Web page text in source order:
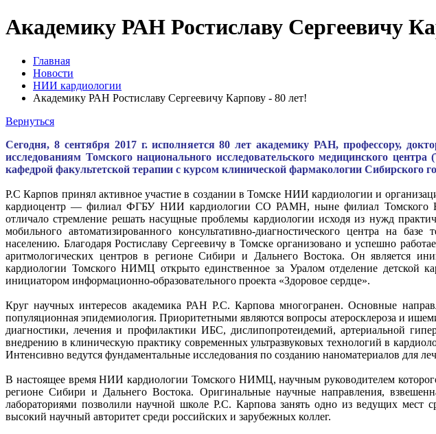
Академику РАН Ростиславу Сергеевичу
Главная
Новости
НИИ кардиологии
Академику РАН Ростиславу Сергеевичу Карпову - 80 лет!
Вернуться
Сегодня, 8 сентября 2017 г. исполняется 80 лет академику РАН, профессору,
исследованиям Томского национального исследовательского медицинского
кафедрой факультетской терапии с курсом клинической фармакологии Сибирского
Р.С Карпов принял активное участие в создании в Томске НИИ кардиологии и
кардиоцентр — филиал ФГБУ НИИ кардиологии СО РАМН, ныне филиал Томского
отличало стремление решать насущные проблемы кардиологии исходя из нужд
мобильного автоматизированного консультативно-диагностического центра на
населению. Благодаря Ростиславу Сергеевичу в Томске организовано и успешно
аритмологических центров в регионе Сибири и Дальнего Востока. Он является
кардиологии Томского НИМЦ открыто единственное за Уралом отделение детской
инициатором информационно-образовательного проекта «Здоровое сердце».
Круг научных интересов академика РАН Р.С. Карпова многогранен. Основные
популяционная эпидемиология. Приоритетными являются вопросы атеросклероза и
диагностики, лечения и профилактики ИБС, дислипопротеидемий, артериальной
внедрению в клиническую практику современных ультразвуковых технологий в
Интенсивно ведутся фундаментальные исследования по созданию наноматериалов для
В настоящее время НИИ кардиологии Томского НИМЦ, научным руководителем
регионе Сибири и Дальнего Востока. Оригинальные научные направления,
лабораториями позволили научной школе Р.С. Карпова занять одно из ведущих мест
высокий научный авторитет среди российских и зарубежных коллег.